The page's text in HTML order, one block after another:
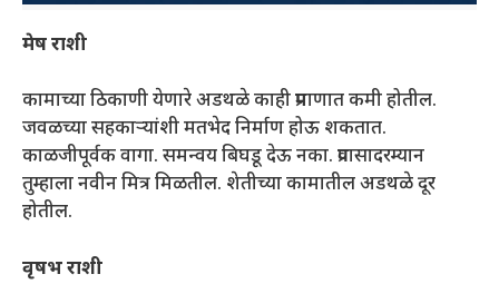
मेष राशी
कामाच्या ठिकाणी येणारे अडथळे काही प्रमाणात कमी होतील.
जवळच्या सहकाऱ्यांशी मतभेद निर्माण होऊ शकतात.
काळजीपूर्वक वागा. समन्वय बिघडू देऊ नका. प्रवासादरम्यान
तुम्हाला नवीन मित्र मिळतील. शेतीच्या कामातील अडथळे दूर
होतील.
वृषभ राशी